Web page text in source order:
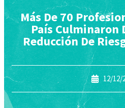
Más De 70
País Culminaron
Reducción De
12/12/